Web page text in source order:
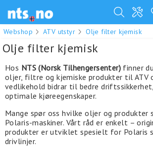
Webshop ATV utstyr Olje filter kjemisk
Olje filter kjemisk
Hos NTS (Norsk Tilhengersenter) finner
oljer, filtre og kjemiske produkter til ATV
vedlikehold bidrar til bedre
optimale kjøreegenskaper.
Mange spør oss hvilke oljer og produkter
Polaris-maskiner. Vårt råd er enkelt –
produkter er utviklet spesielt for Polaris
drivlinjer.